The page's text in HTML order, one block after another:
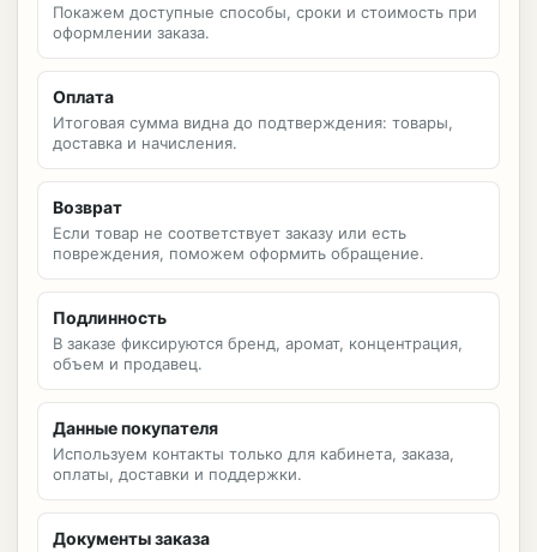
Покажем доступные способы, сроки и стоимость при
оформлении заказа.
Оплата
Итоговая сумма видна до подтверждения: товары,
доставка и начисления.
Возврат
Если товар не соответствует заказу или есть
повреждения, поможем оформить обращение.
Подлинность
В заказе фиксируются бренд, аромат, концентрация,
объем и продавец.
Данные покупателя
Используем контакты только для кабинета, заказа,
оплаты, доставки и поддержки.
Документы заказа